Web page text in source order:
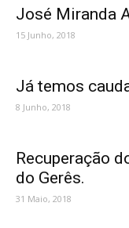
José Miranda
15 Junho, 2018
Já temos
8 Junho, 2018
Recuperação
do Gerês.
31 Maio, 2018